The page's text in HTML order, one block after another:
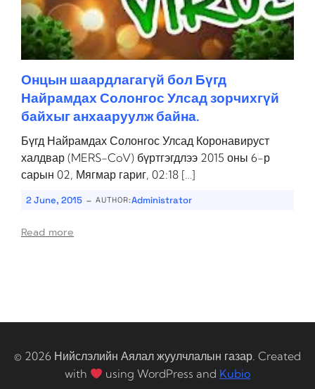
Онцын шаардлагагүй бол Бүгд
Найрамдах Солонгос Улсад зорчихгүй
байхыг анхааруулж байна.
Бүгд Найрамдах Солонгос Улсад Коронавируст
халдвар (MERS-CoV) бүртгэгдлээ 2015 оны 6-р
сарын 02, Мягмар гариг, 02:18 […]
2 June, 2015 - AUTHOR:Administrator
Read more
© 2026 Нийслэлийн Аялал жуулчлалын газар. Created
with
using WordPress and Kubio